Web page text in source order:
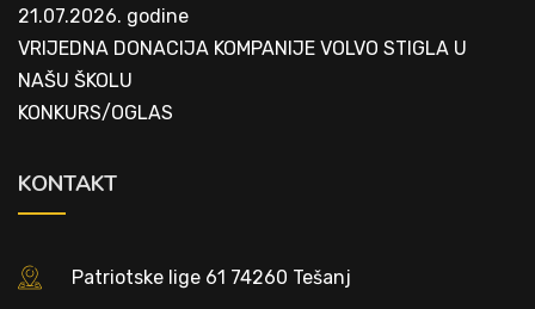
21.07.2026. godine
VRIJEDNA DONACIJA KOMPANIJE VOLVO STIGLA U
NAŠU ŠKOLU
KONKURS/OGLAS
KONTAKT
Patriotske lige 61 74260 Tešanj